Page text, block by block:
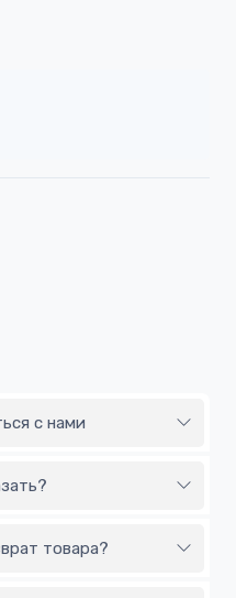
с нами
товара?